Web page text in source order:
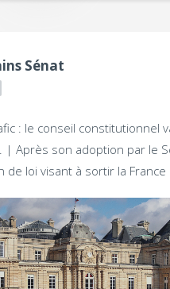
Sénat
: le conseil constitutionnel
| Après son adoption par le
de loi visant à sortir la France